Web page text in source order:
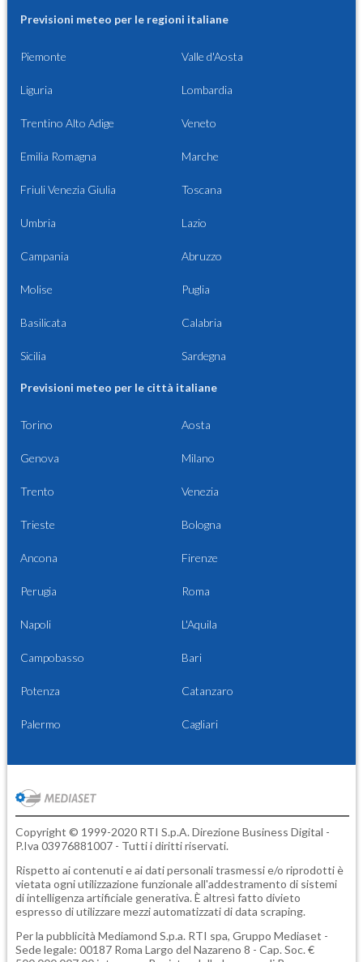
Previsioni meteo per le regioni italiane
Piemonte Valle d'Aosta
Liguria Lombardia
Trentino Alto Adige Veneto
Emilia Romagna Marche
Friuli Venezia Giulia Toscana
Umbria Lazio
Campania Abruzzo
Molise Puglia
Basilicata Calabria
Sicilia Sardegna
Previsioni meteo per le città italiane
Torino Aosta
Genova Milano
Trento Venezia
Trieste Bologna
Ancona Firenze
Perugia Roma
Napoli L'Aquila
Campobasso Bari
Potenza Catanzaro
Palermo Cagliari
Copyright © 1999-2020 RTI S.p.A. Direzione Business Digital -
P.Iva 03976881007 - Tutti i diritti riservati.
Rispetto ai contenuti e ai dati personali trasmessi e/o riprodotti è
vietata ogni utilizzazione funzionale all'addestramento di sistemi
di intelligenza artificiale generativa. È altresì fatto divieto
espresso di utilizzare mezzi automatizzati di data scraping.
Per la pubblicità Mediamond S.p.a. RTI spa, Gruppo Mediaset -
Sede legale: 00187 Roma Largo del Nazareno 8 - Cap. Soc. €